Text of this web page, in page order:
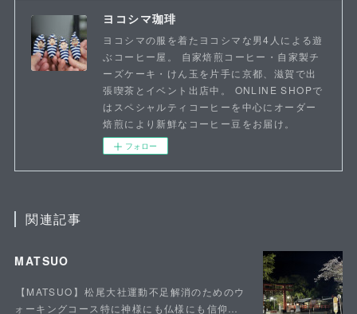
ヨコシマ珈琲
ヨコシマの服を着たヨコシマな男4人による遊
ぶコーヒー屋。 自家焙煎コーヒー・自家製チ
ーズケーキ・けん玉を片手に京都、滋賀で出
張喫茶とイベント出店中。 ONLINE SHOPで
はスペシャルティコーヒーを中心にオーダー
焙煎により新鮮なコーヒー豆をお届け。
フォロー
関連記事
MATSUO
⁡【MATSUO】⁡松尾大社運動不足解消のためのウ
ォーキングコース特に神様にも仏様にも信仰…